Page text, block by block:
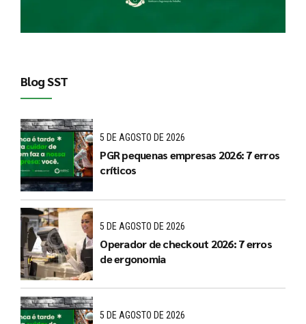
Blog SST
5 DE AGOSTO DE 2026
PGR pequenas empresas 2026: 7 erros
críticos
5 DE AGOSTO DE 2026
Operador de checkout 2026: 7 erros
de ergonomia
5 DE AGOSTO DE 2026